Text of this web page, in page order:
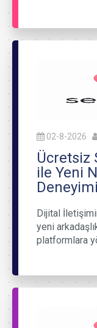
02-8-2026
Ücretsiz
ile Yeni
Deneyimi
Dijital
yeni
platformlara